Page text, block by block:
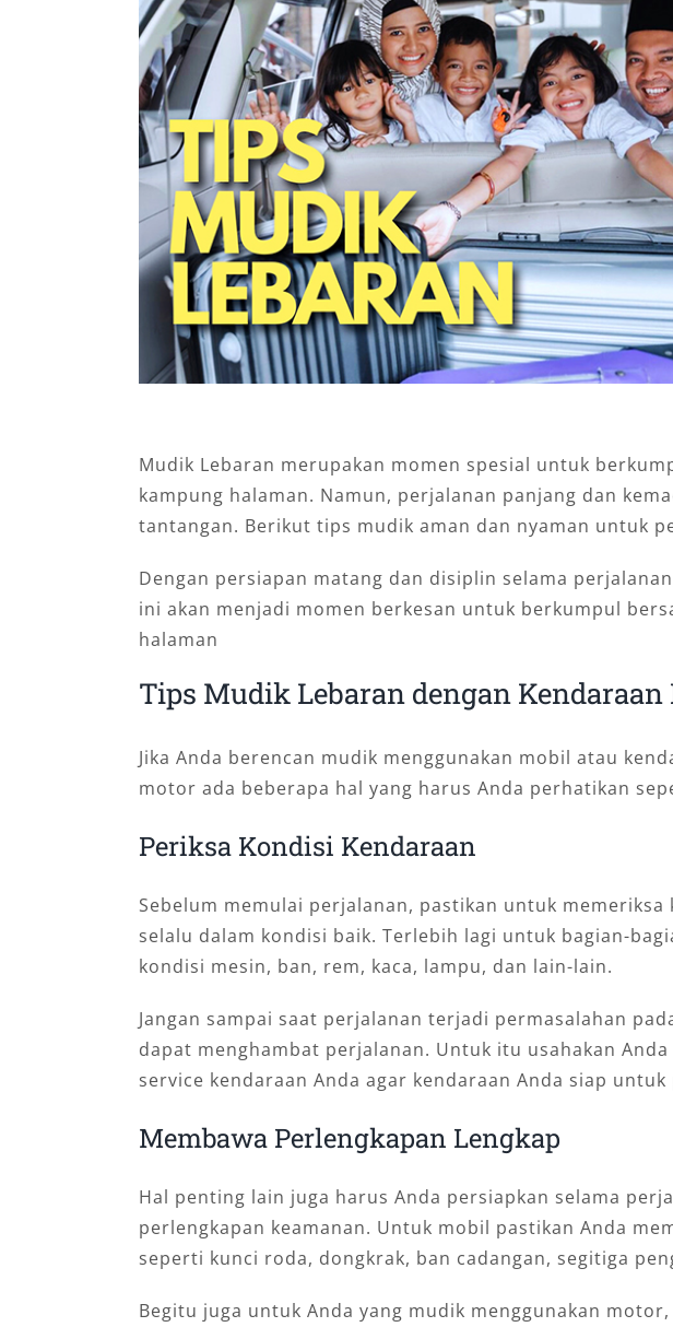
Mudik Lebaran merupakan momen spesial untuk
kampung halaman. Namun, perjalanan panjang dan
tantangan. Berikut tips mudik aman dan nyaman untuk
Dengan persiapan matang dan disiplin selama
ini akan menjadi momen berkesan untuk berkumpul
halaman
Tips Mudik Lebaran dengan Kendaraan
Jika Anda berencan mudik menggunakan mobil atau
motor ada beberapa hal yang harus Anda perhatikan
Periksa Kondisi Kendaraan
Sebelum memulai perjalanan, pastikan untuk memeriksa
selalu dalam kondisi baik. Terlebih lagi untuk bagian-
kondisi mesin, ban, rem, kaca, lampu, dan lain-lain.
Jangan sampai saat perjalanan terjadi permasalahan
dapat menghambat perjalanan. Untuk itu usahakan
service kendaraan Anda agar kendaraan Anda siap
Membawa Perlengkapan Lengkap
Hal penting lain juga harus Anda persiapkan selama
perlengkapan keamanan. Untuk mobil pastikan Anda
seperti kunci roda, dongkrak, ban cadangan, segitiga
Begitu juga untuk Anda yang mudik menggunakan